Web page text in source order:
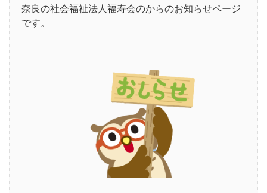
奈良の社会福祉法人福寿会のからのお知らせページ
です。